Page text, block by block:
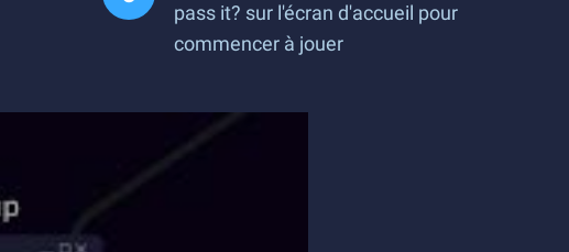
pass it? sur l'écran d'accueil pour
commencer à jouer